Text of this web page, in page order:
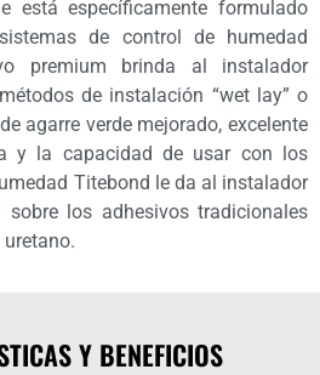
está específicamente formulado
de control de humedad
premium brinda al instalador
de instalación “wet lay” o
agarre verde mejorado, excelente
y la capacidad de usar con los
Titebond le da al instalador
sobre los adhesivos tradicionales
Y BENEFICIOS